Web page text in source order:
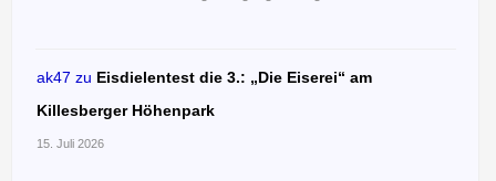
ak47 zu Eisdielentest die 3.: „Die Eiserei“ am
Killesberger Höhenpark
15. Juli 2026